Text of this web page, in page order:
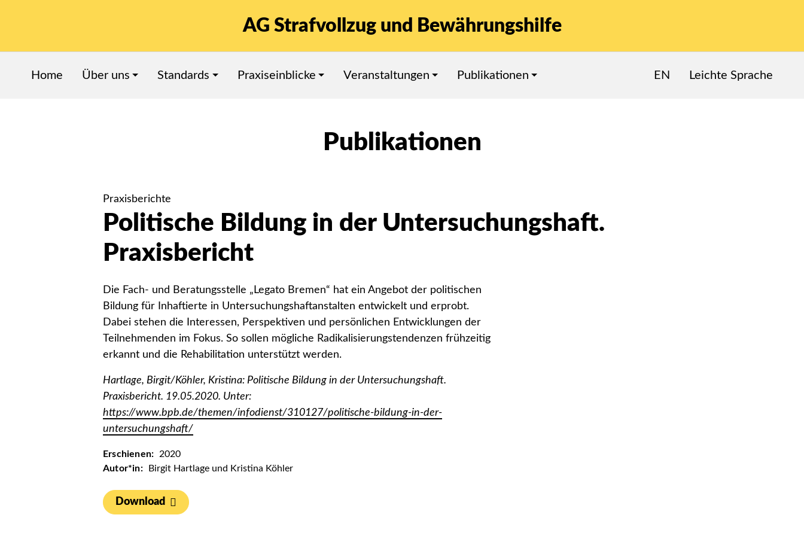
AG Strafvollzug und Bewährungshilfe
Home Über uns Standards Praxiseinblicke Veranstaltungen Publikationen EN Leichte Sprache
Publikationen
Praxisberichte
Politische Bildung in der Untersuchungshaft.
Praxisbericht
Die Fach- und Beratungsstelle „Legato Bremen“ hat ein Angebot der politischen
Bildung für Inhaftierte in Untersuchungshaftanstalten entwickelt und erprobt.
Dabei stehen die Interessen, Perspektiven und persönlichen Entwicklungen der
Teilnehmenden im Fokus. So sollen mögliche Radikalisierungstendenzen frühzeitig
erkannt und die Rehabilitation unterstützt werden.
Hartlage, Birgit/Köhler, Kristina: Politische Bildung in der Untersuchungshaft.
Praxisbericht. 19.05.2020. Unter:
https://www.bpb.de/themen/infodienst/310127/politische-bildung-in-der-
untersuchungshaft/
Erschienen:
2020
Autor*in:
Birgit Hartlage und Kristina Köhler
Download